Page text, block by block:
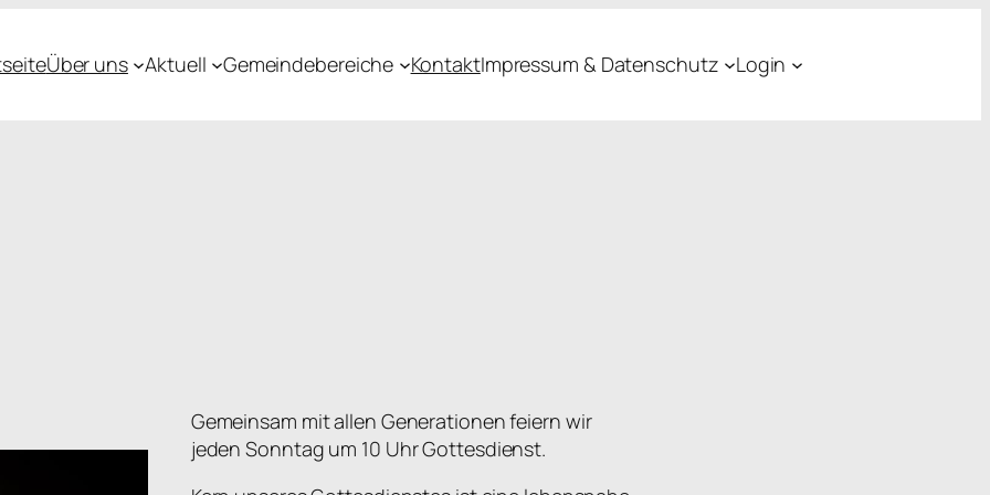
Über uns Aktuell Gemeindebereiche KontaktImpressum & Datenschutz Login
Gemeinsam mit allen Generationen feiern wir
jeden Sonntag um 10 Uhr Gottesdienst.